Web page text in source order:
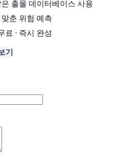
출몰 데이터베이스 사용
춘 위험 예측
료 · 즉시 완성
기